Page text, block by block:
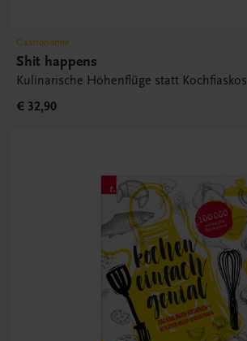
Gastronomie
Shit happens
Kulinarische Höhenflüge statt Kochfiaskos
€ 32,90